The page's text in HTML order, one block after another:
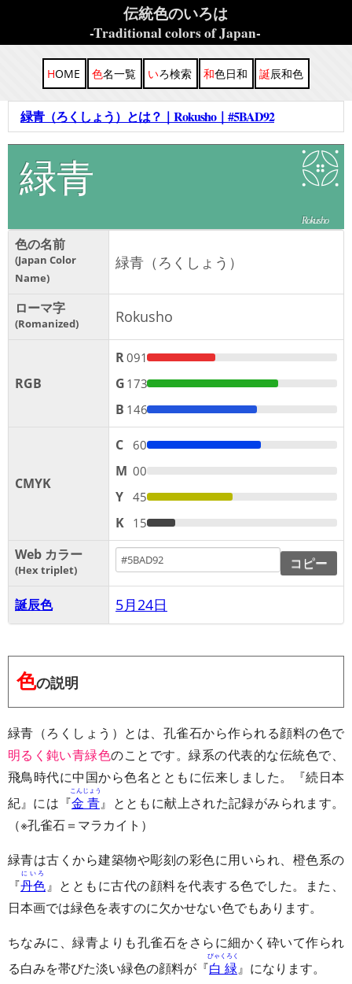
伝統色のいろは
-Traditional colors of Japan-
HOME 色名一覧 いろ検索 和色日和 誕辰和色
緑青（ろくしょう）とは？｜Rokusho｜#5BAD92
緑青
Rokusho
色の名前
Japan Color
Name
緑青（ろくしょう）
ローマ字
Romanized Rokusho
RGB
R091
G 173
B 146
CMYK
C 60
M 00
Y 45
K 15
Web カラー
Hex triplet コピー
誕辰色 5月24日
色の説明
緑青（ろくしょう）とは、孔雀石から作られる顔料の色で
明るく鈍い青緑色のことです。緑系の代表的な伝統色で、
飛鳥時代に中国から色名とともに伝来しました。『続日本
紀』には『金青
こんじょう
』とともに献上された記録がみられます。
（※孔雀石＝マラカイト）
緑青は古くから建築物や彫刻の彩色に用いられ、橙色系の
『丹色
にいろ
』とともに古代の顔料を代表する色でした。また、
日本画では緑色を表すのに欠かせない色でもあります。
ちなみに、緑青よりも孔雀石をさらに細かく砕いて作られ
る白みを帯びた淡い緑色の顔料が『白緑
びゃくろく
』になります。